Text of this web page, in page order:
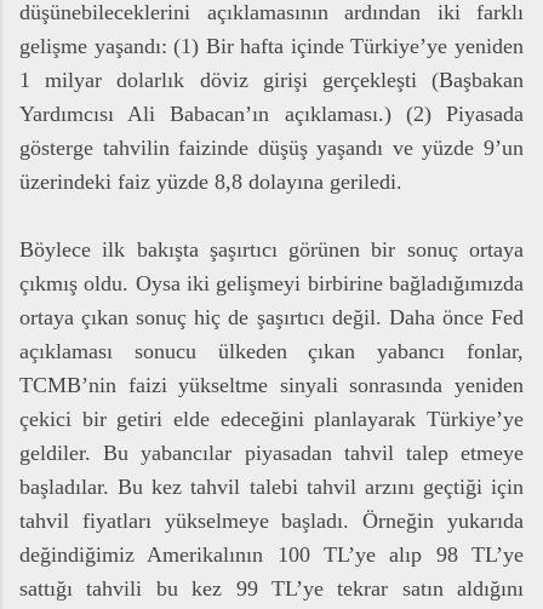
düşünebileceklerini açıklamasının ardından iki farklı
gelişme yaşandı: (1) Bir hafta içinde Türkiye’ye yeniden
1 milyar dolarlık döviz girişi gerçekleşti (Başbakan
Yardımcısı Ali Babacan’ın açıklaması.) (2) Piyasada
gösterge tahvilin faizinde düşüş yaşandı ve yüzde 9’un
üzerindeki faiz yüzde 8,8 dolayına geriledi.
Böylece ilk bakışta şaşırtıcı görünen bir sonuç ortaya
çıkmış oldu. Oysa iki gelişmeyi birbirine bağladığımızda
ortaya çıkan sonuç hiç de şaşırtıcı değil. Daha önce Fed
açıklaması sonucu ülkeden çıkan yabancı fonlar,
TCMB’nin faizi yükseltme sinyali sonrasında yeniden
çekici bir getiri elde edeceğini planlayarak Türkiye’ye
geldiler. Bu yabancılar piyasadan tahvil talep etmeye
başladılar. Bu kez tahvil talebi tahvil arzını geçtiği için
tahvil fiyatları yükselmeye başladı. Örneğin yukarıda
değindiğimiz Amerikalının 100 TL’ye alıp 98 TL’ye
sattığı tahvili bu kez 99 TL’ye tekrar satın aldığını